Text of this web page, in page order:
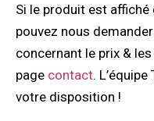
Si le produit est affiché
pouvez nous
concernant le prix &
page contact.
votre disposition !